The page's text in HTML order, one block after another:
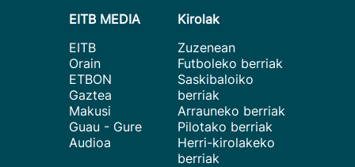
EITB MEDIA
EITB
Orain
ETBON
Gaztea
Makusi
Guau - Gure
Audioa
Kirolak
Zuzenean
Futboleko berriak
Saskibaloiko
berriak
Arrauneko berriak
Pilotako berriak
Herri-kirolakeko
berriak